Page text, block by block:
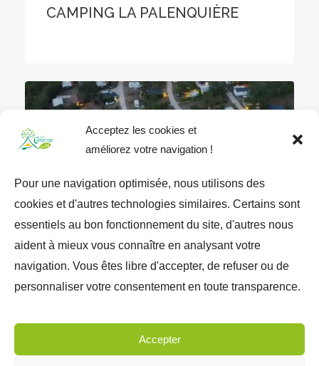
Acceptez les cookies et
améliorez votre navigation !
Pour une navigation optimisée, nous utilisons des
cookies et d'autres technologies similaires. Certains sont
essentiels au bon fonctionnement du site, d'autres nous
aident à mieux vous connaître en analysant votre
navigation. Vous êtes libre d'accepter, de refuser ou de
personnaliser votre consentement en toute transparence.
Accepter
CAMPING LA PALENQUIÈRE
CAMPING OHANA
La Bouriette, 46350 Reilhaguet